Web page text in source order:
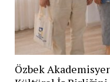
Özbek